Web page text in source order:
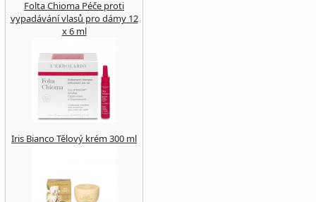
Folta Chioma Péče proti
vypadávání vlasů pro dámy 12
x 6 ml
Iris Bianco Tělový krém 300 ml